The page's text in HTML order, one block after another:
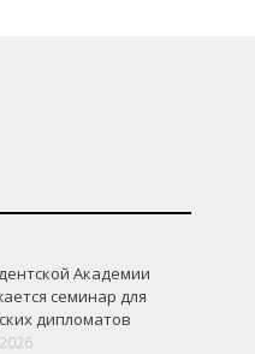
Академии
семинар для
дипломатов